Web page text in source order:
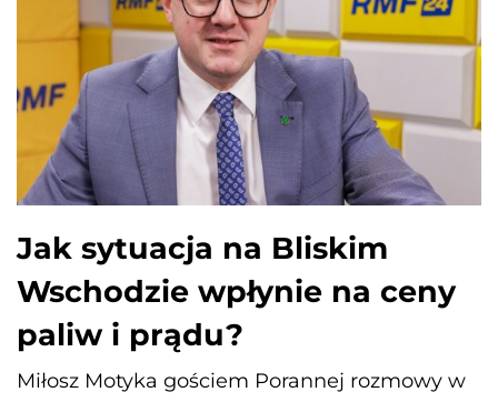
Jak sytuacja na Bliskim
Wschodzie wpłynie na ceny
paliw i prądu?
Miłosz Motyka gościem Porannej rozmowy w